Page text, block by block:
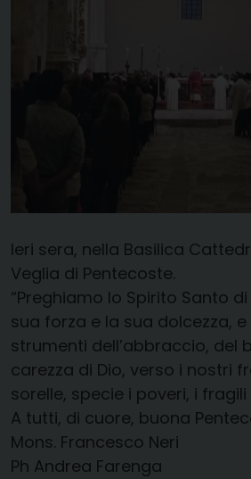
Ieri sera, nella Basilica
Veglia di Pentecoste.
“Preghiamo lo Spirito Santo
sua forza e la sua dolcezza,
strumenti dell’abbraccio, del
carezza di Dio, verso i nostri
sorelle, specie i poveri, i
A tutti, di cuore, buona
Mons. Francesco Neri
Ph Andrea Farenga